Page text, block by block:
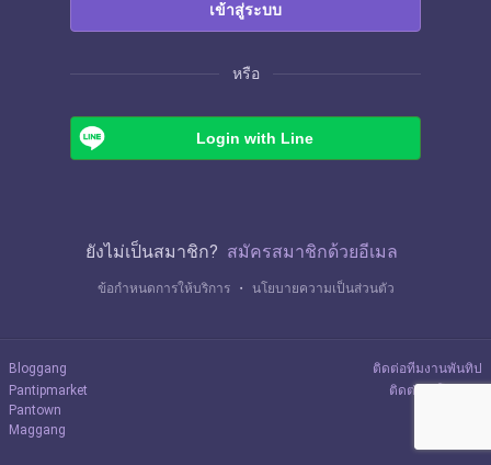
เข้าสู่ระบบ
หรือ
Login with Line
ยังไม่เป็นสมาชิก? สมัครสมาชิกด้วยอีเมล
ข้อกำหนดการให้บริการ ・ นโยบายความเป็นส่วนตัว
Bloggang
Pantipmarket
Pantown
Maggang
ติดต่อทีมงานพันทิป
ติดต่อลงโฆษณา